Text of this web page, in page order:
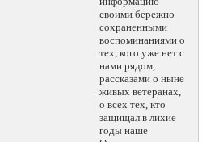
своими бережно
сохраненными
воспоминаниями о
тех, кого уже нет с
нами рядом,
рассказами о ныне
живых ветеранах,
о всех тех, кто
защищал в лихие
годы наше